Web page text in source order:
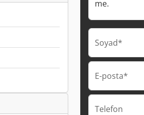
Soyad*
E-posta*
Telefon